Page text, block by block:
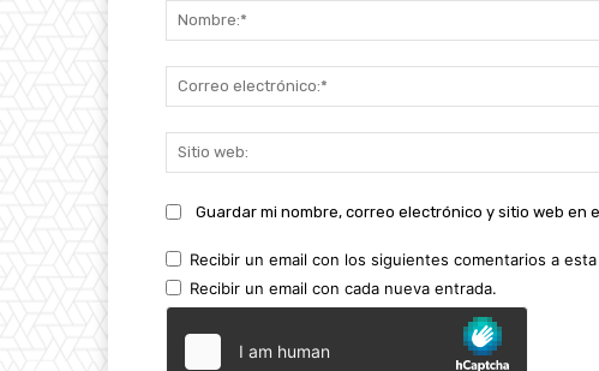
Guardar mi nombre, correo electrónico y sitio web en
Recibir un email con los siguientes comentarios a
Recibir un email con cada nueva entrada.